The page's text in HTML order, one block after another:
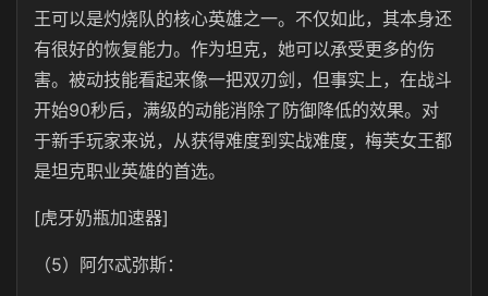
王可以是灼烧队的核心英雄之一。不仅如此，其本身还
有很好的恢复能力。作为坦克，她可以承受更多的伤
害。被动技能看起来像一把双刃剑，但事实上，在战斗
开始90秒后，满级的动能消除了防御降低的效果。对
于新手玩家来说，从获得难度到实战难度，梅芙女王都
是坦克职业英雄的首选。
[虎牙奶瓶加速器]
（5）阿尔忒弥斯：